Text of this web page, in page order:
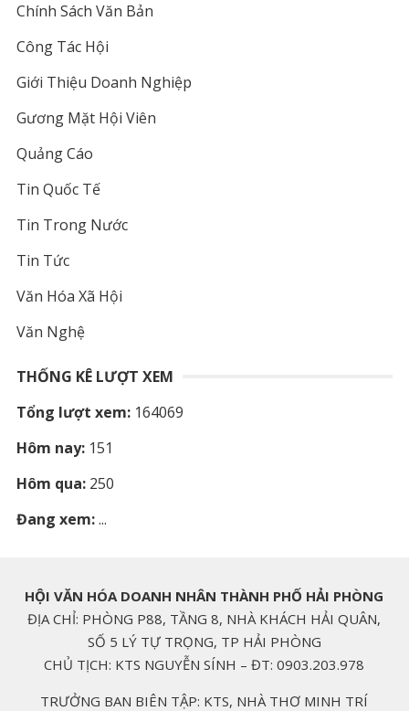
Chính Sách Văn Bản
Công Tác Hội
Giới Thiệu Doanh Nghiệp
Gương Mặt Hội Viên
Quảng Cáo
Tin Quốc Tế
Tin Trong Nước
Tin Tức
Văn Hóa Xã Hội
Văn Nghệ
THỐNG KÊ LƯỢT XEM
Tổng lượt xem:164069
Hôm nay:151
Hôm qua:250
Đang xem:...
HỘI VĂN HÓA DOANH NHÂN THÀNH PHỐ HẢI PHÒNG
ĐỊA CHỈ: PHÒNG P88, TẦNG 8, NHÀ KHÁCH HẢI QUÂN,
SỐ 5 LÝ TỰ TRỌNG, TP HẢI PHÒNG
CHỦ TỊCH: KTS NGUYỄN SÍNH – ĐT: 0903.203.978
TRƯỞNG BAN BIÊN TẬP: KTS, NHÀ THƠ MINH TRÍ